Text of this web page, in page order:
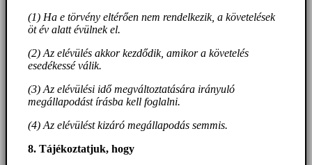
(1) Ha e törvény eltérően nem rendelkezik, a követelések
öt év alatt évülnek el.
(2) Az elévülés akkor kezdődik, amikor a követelés
esedékessé válik.
(3) Az elévülési idő megváltoztatására irányuló
megállapodást írásba kell foglalni.
(4) Az elévülést kizáró megállapodás semmis.
8. Tájékoztatjuk, hogy